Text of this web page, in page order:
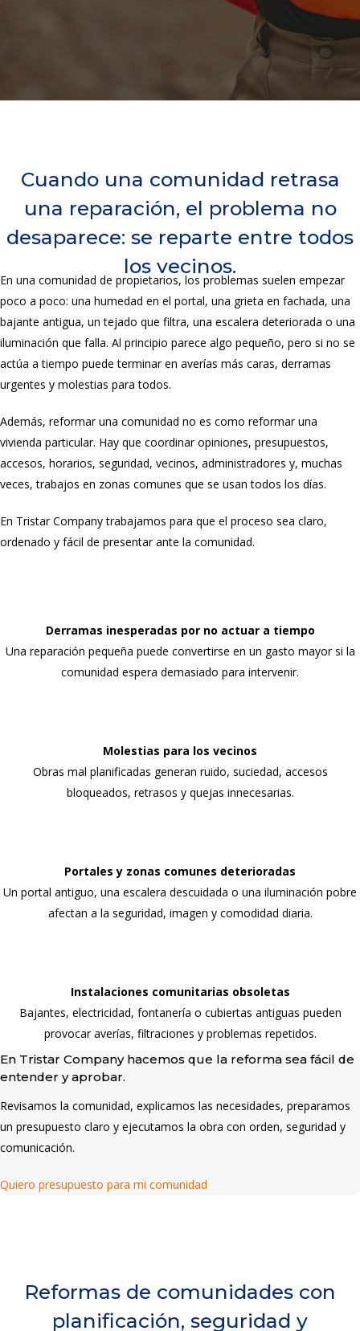
Cuando una comunidad retrasa
una reparación, el problema no
desaparece: se reparte entre todos
los vecinos.
En una comunidad de propietarios, los problemas suelen empezar
poco a poco: una humedad en el portal, una grieta en fachada, una
bajante antigua, un tejado que filtra, una escalera deteriorada o una
iluminación que falla. Al principio parece algo pequeño, pero si no se
actúa a tiempo puede terminar en averías más caras, derramas
urgentes y molestias para todos.
Además, reformar una comunidad no es como reformar una
vivienda particular. Hay que coordinar opiniones, presupuestos,
accesos, horarios, seguridad, vecinos, administradores y, muchas
veces, trabajos en zonas comunes que se usan todos los días.
En Tristar Company trabajamos para que el proceso sea claro,
ordenado y fácil de presentar ante la comunidad.
Derramas inesperadas por no actuar a tiempo
Una reparación pequeña puede convertirse en un gasto mayor si la
comunidad espera demasiado para intervenir.
Molestias para los vecinos
Obras mal planificadas generan ruido, suciedad, accesos
bloqueados, retrasos y quejas innecesarias.
Portales y zonas comunes deterioradas
Un portal antiguo, una escalera descuidada o una iluminación pobre
afectan a la seguridad, imagen y comodidad diaria.
Instalaciones comunitarias obsoletas
Bajantes, electricidad, fontanería o cubiertas antiguas pueden
provocar averías, filtraciones y problemas repetidos.
En Tristar Company hacemos que la reforma sea fácil de
entender y aprobar.
Revisamos la comunidad, explicamos las necesidades, preparamos
un presupuesto claro y ejecutamos la obra con orden, seguridad y
comunicación.
Quiero presupuesto para mi comunidad
Reformas de comunidades con
planificación, seguridad y